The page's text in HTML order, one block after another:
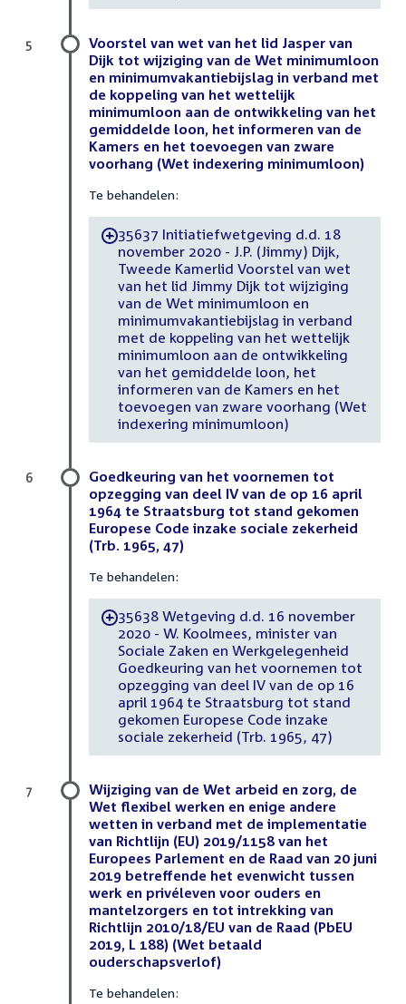
Voorstel van wet van het lid Jasper van
Dijk tot wijziging van de Wet minimumloon
en minimumvakantiebijslag in verband met
de koppeling van het wettelijk
minimumloon aan de ontwikkeling van het
gemiddelde loon, het informeren van de
Kamers en het toevoegen van zware
voorhang (Wet indexering minimumloon)
Te behandelen:
-35637 Initiatiefwetgeving d.d. 18
november 2020 - J.P. (Jimmy) Dijk,
Tweede Kamerlid Voorstel van wet
van het lid Jimmy Dijk tot wijziging
van de Wet minimumloon en
minimumvakantiebijslag in verband
met de koppeling van het wettelijk
minimumloon aan de ontwikkeling
van het gemiddelde loon, het
informeren van de Kamers en het
toevoegen van zware voorhang (Wet
indexering minimumloon)
5
Goedkeuring van het voornemen tot
opzegging van deel IV van de op 16 april
1964 te Straatsburg tot stand gekomen
Europese Code inzake sociale zekerheid
(Trb. 1965, 47)
Te behandelen:
-35638 Wetgeving d.d. 16 november
2020 - W. Koolmees, minister van
Sociale Zaken en Werkgelegenheid
Goedkeuring van het voornemen tot
opzegging van deel IV van de op 16
april 1964 te Straatsburg tot stand
gekomen Europese Code inzake
sociale zekerheid (Trb. 1965, 47)
6
Wijziging van de Wet arbeid en zorg, de
Wet flexibel werken en enige andere
wetten in verband met de implementatie
van Richtlijn (EU) 2019/1158 van het
Europees Parlement en de Raad van 20 juni
2019 betreffende het evenwicht tussen
werk en privéleven voor ouders en
mantelzorgers en tot intrekking van
Richtlijn 2010/18/EU van de Raad (PbEU
2019, L 188) (Wet betaald
ouderschapsverlof)
Te behandelen:
7